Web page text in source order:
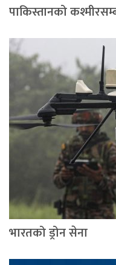
पाकिस्तानको
भारतको ड्रोन सेना